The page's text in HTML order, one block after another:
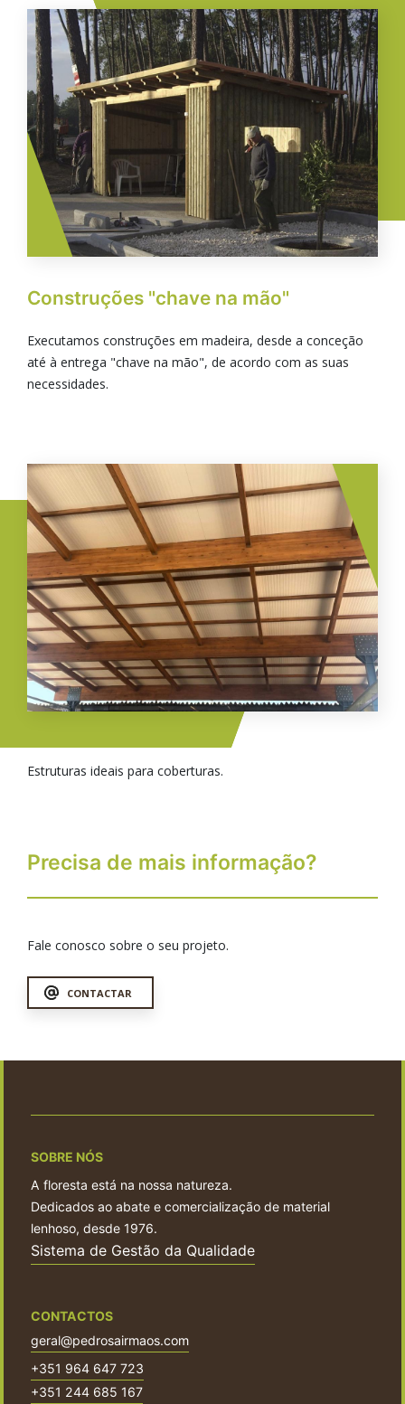
Imagem
Construções "chave na mão"
Executamos construções em madeira, desde a conceção
até à entrega "chave na mão", de acordo com as suas
necessidades.
Imagem
Estruturas ideais para coberturas.
Precisa de mais informação?
Fale conosco sobre o seu projeto.
CONTACTAR
SOBRE NÓS
A floresta está na nossa natureza.
Dedicados ao abate e comercialização de material
lenhoso, desde 1976.
Sistema de Gestão da Qualidade
CONTACTOS
geral@pedrosairmaos.com
+351 964 647 723
+351 244 685 167